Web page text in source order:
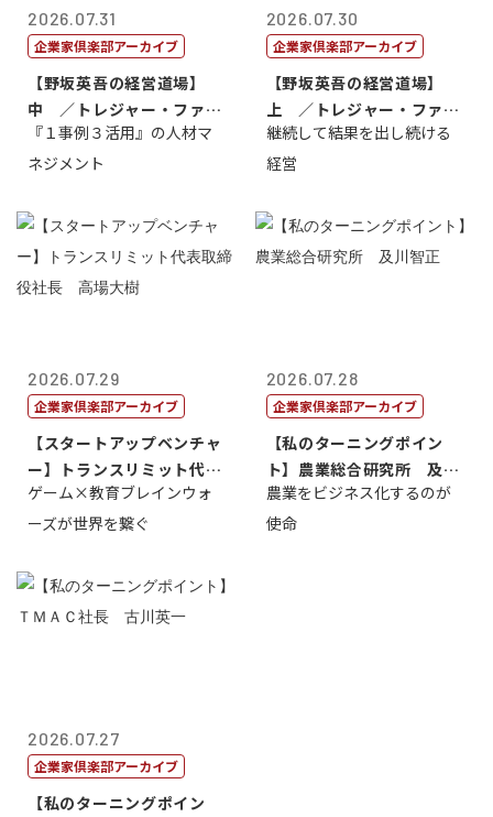
2026.07.31
企業家倶楽部アーカイブ
【野坂英吾の経営道場】
中 ／トレジャー・ファク
トリー社長野坂...
『１事例３活用』の人材マ
ネジメント
2026.07.30
企業家倶楽部アーカイブ
【野坂英吾の経営道場】
上 ／トレジャー・ファク
トリー社長野坂...
継続して結果を出し続ける
経営
2026.07.29
企業家倶楽部アーカイブ
【スタートアップベンチャ
ー】トランスリミット代表
取締役社長 ...
ゲーム×教育ブレインウォ
ーズが世界を繋ぐ
2026.07.28
企業家倶楽部アーカイブ
【私のターニングポイン
ト】農業総合研究所 及川
智正
農業をビジネス化するのが
使命
2026.07.27
企業家倶楽部アーカイブ
【私のターニングポイン